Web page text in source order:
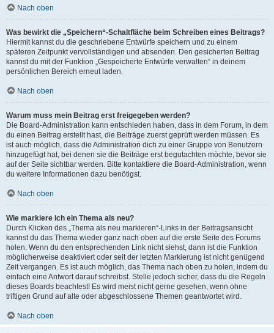
Nach oben
Was bewirkt die „Speichern“-Schaltfläche beim Schreiben eines Beitrags?
Hiermit kannst du die geschriebene Entwürfe speichern und zu einem
späteren Zeitpunkt vervollständigen und absenden. Den gesicherten Beitrag
kannst du mit der Funktion „Gespeicherte Entwürfe verwalten“ in deinem
persönlichen Bereich erneut laden.
Nach oben
Warum muss mein Beitrag erst freigegeben werden?
Die Board-Administration kann entschieden haben, dass in dem Forum, in dem
du einen Beitrag erstellt hast, die Beiträge zuerst geprüft werden müssen. Es
ist auch möglich, dass die Administration dich zu einer Gruppe von Benutzern
hinzugefügt hat, bei denen sie die Beiträge erst begutachten möchte, bevor sie
auf der Seite sichtbar werden. Bitte kontaktiere die Board-Administration, wenn
du weitere Informationen dazu benötigst.
Nach oben
Wie markiere ich ein Thema als neu?
Durch Klicken des „Thema als neu markieren“-Links in der Beitragsansicht
kannst du das Thema wieder ganz nach oben auf die erste Seite des Forums
holen. Wenn du den entsprechenden Link nicht siehst, dann ist die Funktion
möglicherweise deaktiviert oder seit der letzten Markierung ist nicht genügend
Zeit vergangen. Es ist auch möglich, das Thema nach oben zu holen, indem du
einfach eine Antwort darauf schreibst. Stelle jedoch sicher, dass du die Regeln
dieses Boards beachtest! Es wird meist nicht gerne gesehen, wenn ohne
triftigen Grund auf alte oder abgeschlossene Themen geantwortet wird.
Nach oben